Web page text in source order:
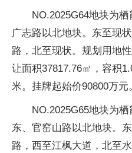
NO.2025G64地块为栖
广志路以北地块。东至现
路，北至现状。规划用地
让面积37817.76㎡，容积
米。挂牌起始价90800万元
NO.2025G65地块为
东、官窑山路以北地块。
路，西至江枫大道，北至